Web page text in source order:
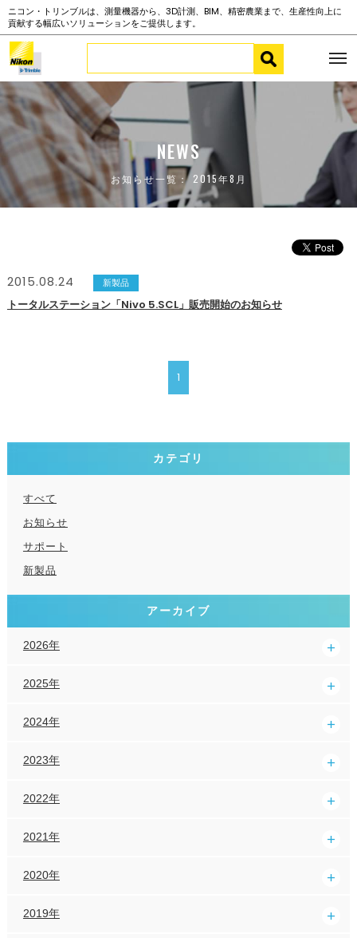
ニコン・トリンブルは、測量機器から、3D計測、BIM、精密農業まで、生産性向上に
貢献する幅広いソリューションをご提供します。
NEWS
お知らせ一覧： 2015年8月
2015.08.24 新製品
トータルステーション「Nivo 5.SCL」販売開始のお知らせ
1
カテゴリ
すべて
お知らせ
サポート
新製品
アーカイブ
2026年
2025年
2024年
2023年
2022年
2021年
2020年
2019年